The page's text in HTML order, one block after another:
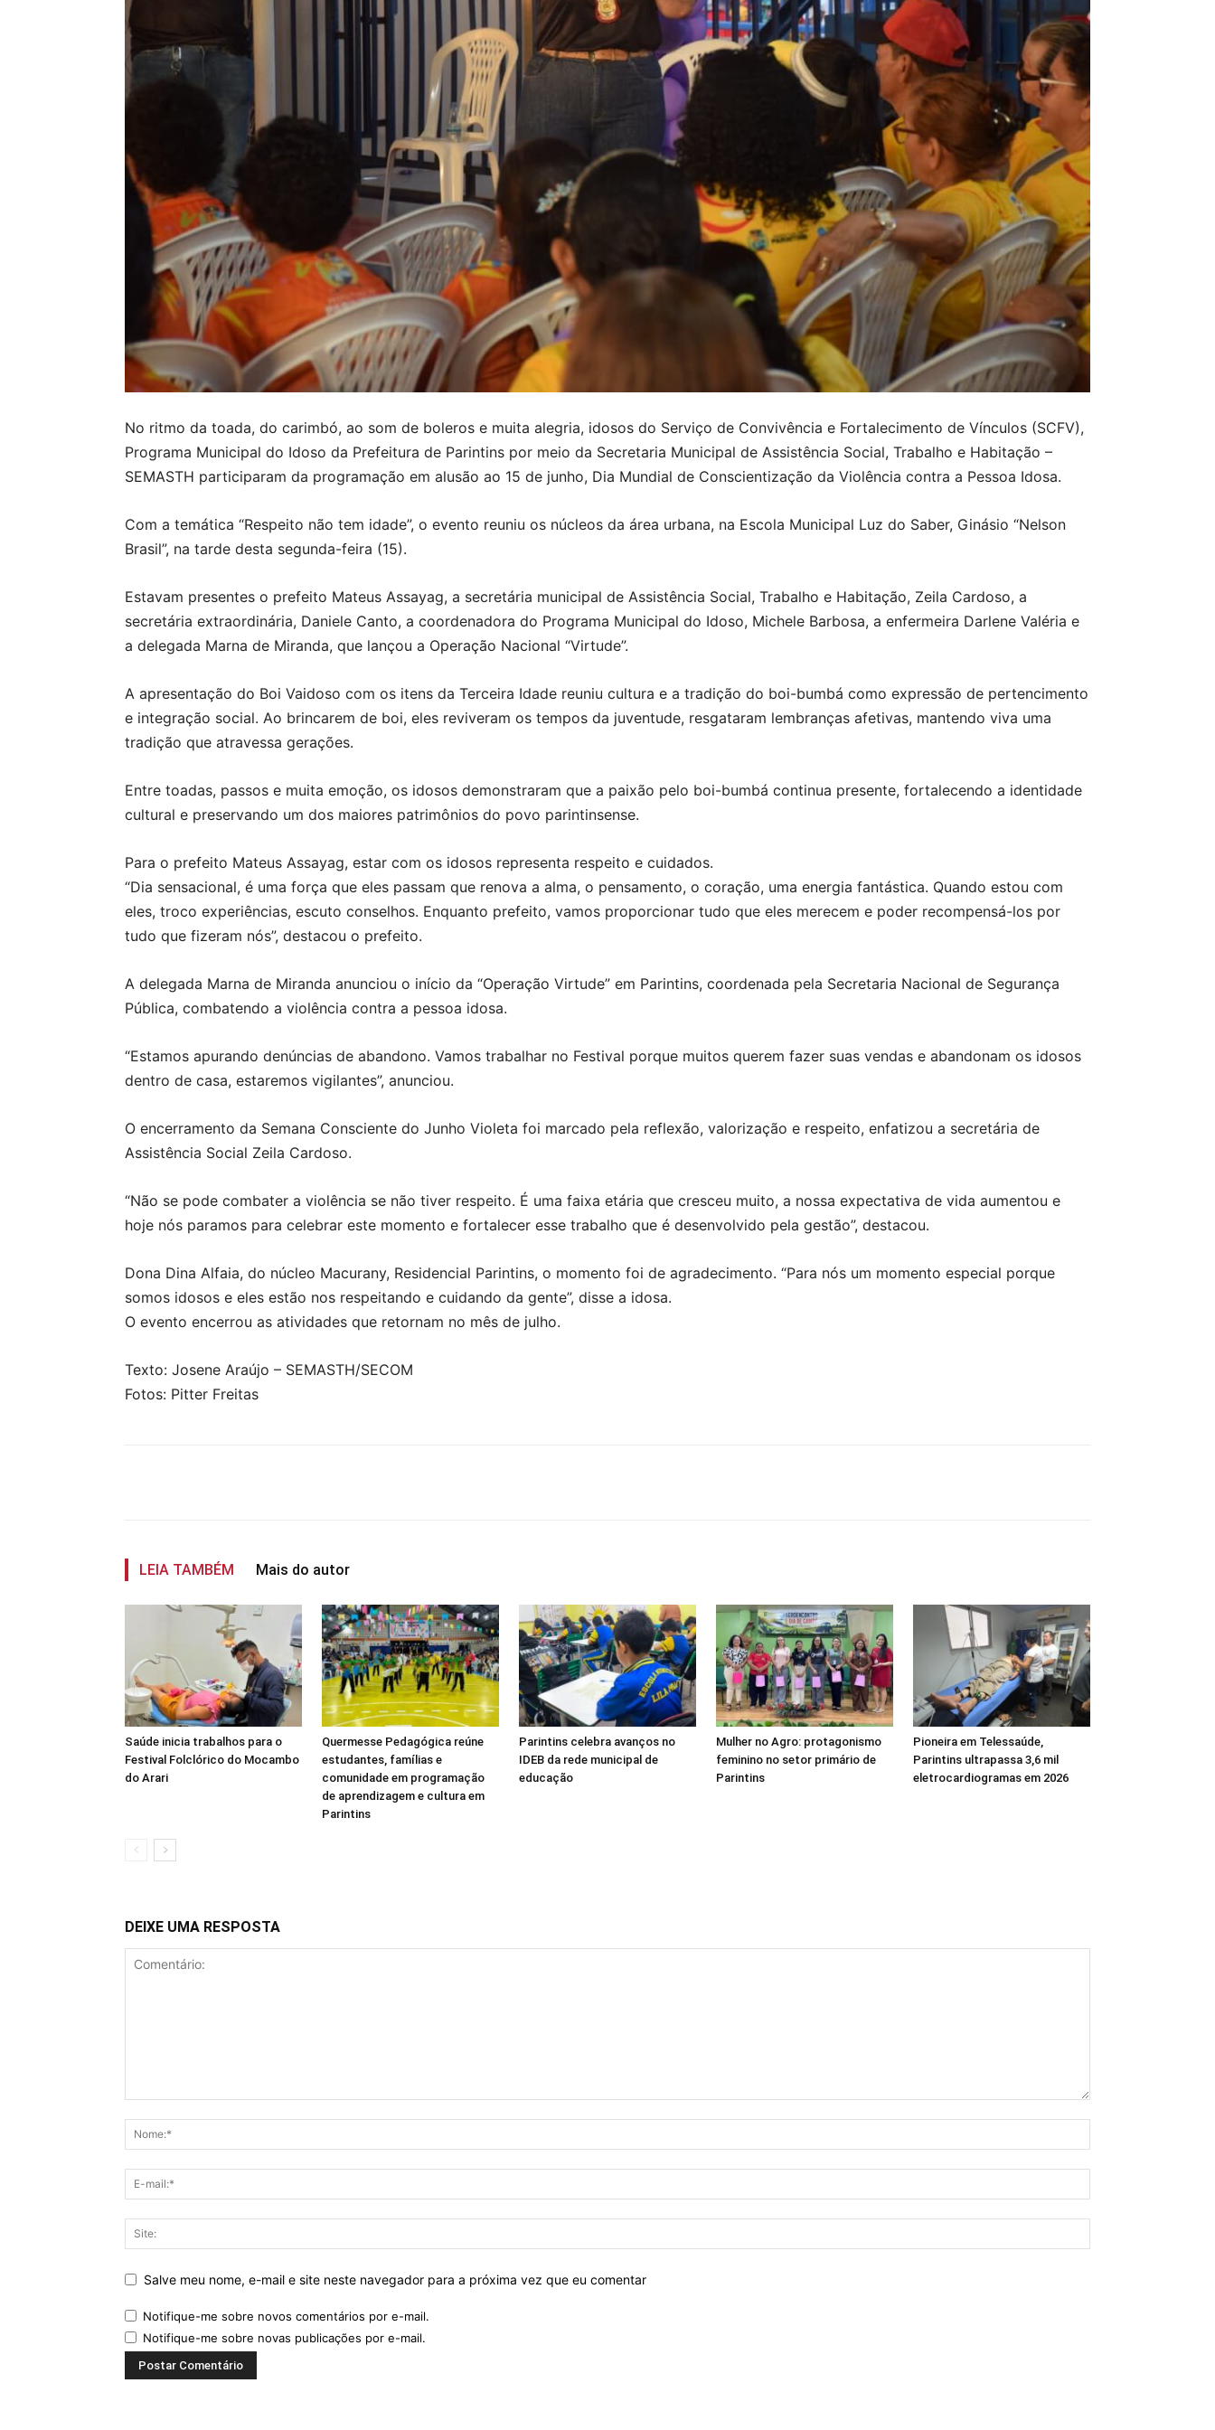
No ritmo da toada, do carimbó, ao som de boleros e muita alegria, idosos do Serviço de Convivência e Fortalecimento de Vínculos (SCFV),
Programa Municipal do Idoso da Prefeitura de Parintins por meio da Secretaria Municipal de Assistência Social, Trabalho e Habitação –
SEMASTH participaram da programação em alusão ao 15 de junho, Dia Mundial de Conscientização da Violência contra a Pessoa Idosa.
Com a temática “Respeito não tem idade”, o evento reuniu os núcleos da área urbana, na Escola Municipal Luz do Saber, Ginásio “Nelson
Brasil”, na tarde desta segunda-feira (15).
Estavam presentes o prefeito Mateus Assayag, a secretária municipal de Assistência Social, Trabalho e Habitação, Zeila Cardoso, a
secretária extraordinária, Daniele Canto, a coordenadora do Programa Municipal do Idoso, Michele Barbosa, a enfermeira Darlene Valéria e
a delegada Marna de Miranda, que lançou a Operação Nacional “Virtude”.
A apresentação do Boi Vaidoso com os itens da Terceira Idade reuniu cultura e a tradição do boi-bumbá como expressão de pertencimento
e integração social. Ao brincarem de boi, eles reviveram os tempos da juventude, resgataram lembranças afetivas, mantendo viva uma
tradição que atravessa gerações.
Entre toadas, passos e muita emoção, os idosos demonstraram que a paixão pelo boi-bumbá continua presente, fortalecendo a identidade
cultural e preservando um dos maiores patrimônios do povo parintinsense.
Para o prefeito Mateus Assayag, estar com os idosos representa respeito e cuidados.
“Dia sensacional, é uma força que eles passam que renova a alma, o pensamento, o coração, uma energia fantástica. Quando estou com
eles, troco experiências, escuto conselhos. Enquanto prefeito, vamos proporcionar tudo que eles merecem e poder recompensá-los por
tudo que fizeram nós”, destacou o prefeito.
A delegada Marna de Miranda anunciou o início da “Operação Virtude” em Parintins, coordenada pela Secretaria Nacional de Segurança
Pública, combatendo a violência contra a pessoa idosa.
“Estamos apurando denúncias de abandono. Vamos trabalhar no Festival porque muitos querem fazer suas vendas e abandonam os idosos
dentro de casa, estaremos vigilantes”, anunciou.
O encerramento da Semana Consciente do Junho Violeta foi marcado pela reflexão, valorização e respeito, enfatizou a secretária de
Assistência Social Zeila Cardoso.
“Não se pode combater a violência se não tiver respeito. É uma faixa etária que cresceu muito, a nossa expectativa de vida aumentou e
hoje nós paramos para celebrar este momento e fortalecer esse trabalho que é desenvolvido pela gestão”, destacou.
Dona Dina Alfaia, do núcleo Macurany, Residencial Parintins, o momento foi de agradecimento. “Para nós um momento especial porque
somos idosos e eles estão nos respeitando e cuidando da gente”, disse a idosa.
O evento encerrou as atividades que retornam no mês de julho.
Texto: Josene Araújo – SEMASTH/SECOM
Fotos: Pitter Freitas
LEIA TAMBÉM Mais do autor
Saúde inicia trabalhos para o
Festival Folclórico do Mocambo
do Arari
Quermesse Pedagógica reúne
estudantes, famílias e
comunidade em programação
de aprendizagem e cultura em
Parintins
Parintins celebra avanços no
IDEB da rede municipal de
educação
Mulher no Agro: protagonismo
feminino no setor primário de
Parintins
Pioneira em Telessaúde,
Parintins ultrapassa 3,6 mil
eletrocardiogramas em 2026
DEIXE UMA RESPOSTA
Salve meu nome, e-mail e site neste navegador para a próxima vez que eu comentar
Notifique-me sobre novos comentários por e-mail.
Notifique-me sobre novas publicações por e-mail.